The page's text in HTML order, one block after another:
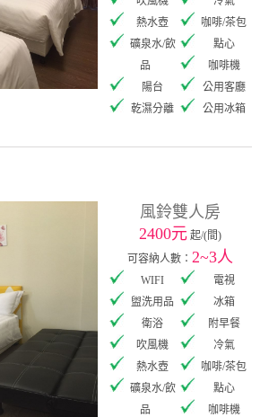
熱水壺
咖啡/茶包
礦泉水/飲
品
點心
咖啡機
陽台
公用客廳
乾濕分離
公用冰箱
風鈴雙人房
2400元 起/(間)
可容納人數： 2~3人
WIFI
電視
盥洗用品
冰箱
衛浴
附早餐
吹風機
冷氣
熱水壺
咖啡/茶包
礦泉水/飲
品
點心
咖啡機